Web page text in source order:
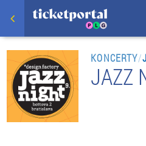
KONCERTY/
JAZZ